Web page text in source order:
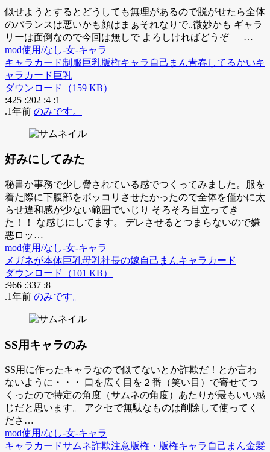
似せようとするとどうしても無理があるので脱がせたら全体
のバランスは悪いかも顔はまぁそれなりで..微妙かも ギャラ
リーは面倒なので今回は無しで よろしければどうぞ …
mod使用/なし-女-キャラ
キャラカード制服 巨乳版権キャラ 自己まん青春してるかいキ
ャラカード 巨乳
ダウンロード（159 KB）
:425 :202 :4 :1
.1年前 のみです。
好みにしてみた
秘書か事務で少し脅されている感でつくってみました。服を
着た際に下腹部をポッコリさせたかったので全体を僅かに太
らせ違和感が少ない範囲でいじり そろそろ目立ってき
た！！ な感じにしてます。 デレさせるとつまらないので嫌
悪ロッ…
mod使用/なし-女-キャラ
メガネが本体巨乳母乳社長の嫁自己まんキャラカード
ダウンロード（101 KB）
:966 :337 :8
.1年前 のみです。
SS用キャラのみ
SS用に作ったキャラなので似てないとか詐欺だ！とか言わ
ないように・・・ 口を広く目を２番（笑い目）で寄せてつ
くったので特定の角度（サムネの角度）あたりが最もいい感
じだと思います。 アクセで無駄なものは削除して使ってく
ださ…
mod使用/なし-女-キャラ
キャラカードサムネ詐欺注意版権・版権キャラ 自己まん金髪